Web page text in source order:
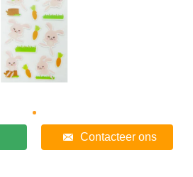
Contacteer ons